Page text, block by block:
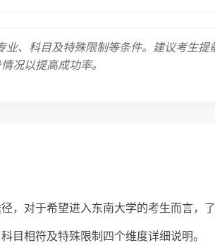
、科目及特殊限制等条件。建议考生提
况以提高成功率。
，对于希望进入东南大学的考生而言，
目相符及特殊限制四个维度详细说明。